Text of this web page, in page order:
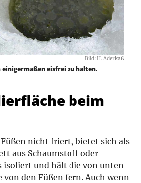
Bild: H. Aderkaß
einigermaßen eisfrei zu halten.
beim
nicht friert, bietet sich als
aus Schaumstoff oder
isoliert und hält die von unten
den Füßen fern. Auch wenn